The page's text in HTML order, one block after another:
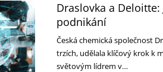
Draslovka a
podnikání
Česká chemická společnost
trzích, udělala klíčový krok k
světovým lídrem v…